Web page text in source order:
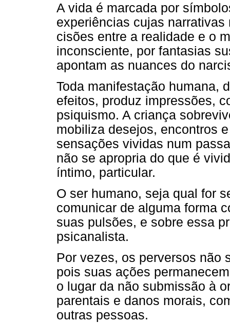
A vida é marcada por
experiências cujas
cisões entre a realidade e o
inconsciente, por fantasias
apontam as nuances do
Toda manifestação humana,
efeitos, produz impressões,
psiquismo. A criança
mobiliza desejos, encontros
sensações vividas num
não se apropria do que é
íntimo, particular.
O ser humano, seja qual for
comunicar de alguma forma
suas pulsões, e sobre essa
psicanalista.
Por vezes, os perversos não
pois suas ações
o lugar da não submissão à
parentais e danos morais,
outras pessoas.